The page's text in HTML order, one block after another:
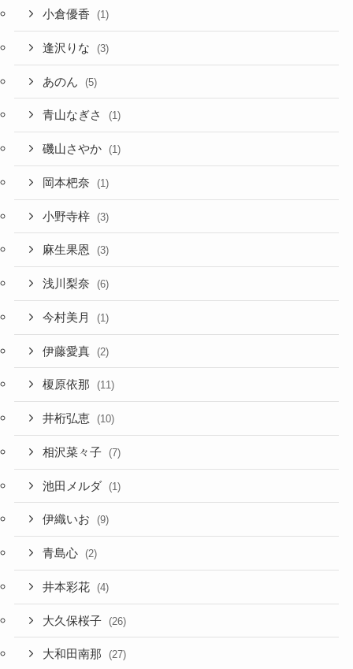
小倉優香 (1)
逢沢りな (3)
あのん (5)
青山なぎさ (1)
磯山さやか (1)
岡本杷奈 (1)
小野寺梓 (3)
麻生果恩 (3)
浅川梨奈 (6)
今村美月 (1)
伊藤愛真 (2)
榎原依那 (11)
井桁弘恵 (10)
相沢菜々子 (7)
池田メルダ (1)
伊織いお (9)
青島心 (2)
井本彩花 (4)
大久保桜子 (26)
大和田南那 (27)